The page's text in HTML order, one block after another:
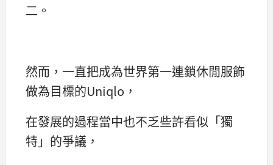
二。
然而，一直把成為世界第一連鎖休閒服飾
做為目標的Uniqlo，
在發展的過程當中也不乏些許看似「獨
特」的爭議，